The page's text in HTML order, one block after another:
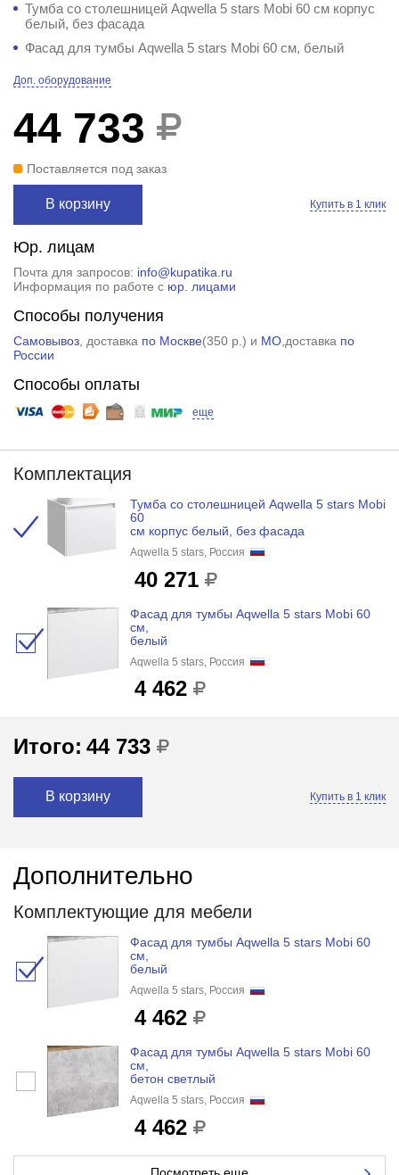
Тумба со столешницей Aqwella 5 stars Mobi 60 см корпус
белый, без фасада
Фасад для тумбы Aqwella 5 stars Mobi 60 см, белый
Доп. оборудование
44 733
Поставляется под заказ
В корзину Купить в 1 клик
Юр. лицам
Почта для запросов: info@kupatika.ru
Информация по работе с юр. лицами
Способы получения
Самовывоз, доставка по Москве(350 р. ) и МО,доставка по
России
Способы оплаты
еще
Комплектация
Тумба со столешницей Aqwella 5 stars Mobi
60
см корпус белый, без фасада
Aqwella 5 stars, Россия
40 271
Фасад для тумбы Aqwella 5 stars Mobi 60
см,
белый
Aqwella 5 stars, Россия
4 462
Итого: 44 733
В корзину Купить в 1 клик
Дополнительно
Комплектующие для мебели
Фасад для тумбы Aqwella 5 stars Mobi 60
см,
белый
Aqwella 5 stars, Россия
4 462
Фасад для тумбы Aqwella 5 stars Mobi 60
см,
бетон светлый
Aqwella 5 stars, Россия
4 462